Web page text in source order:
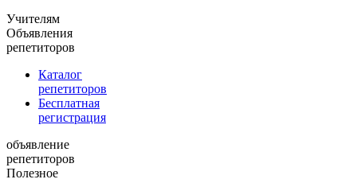
Учителям
Объявления
репетиторов
Каталог
репетиторов
Бесплатная
регистрация
объявление
репетиторов
Полезное